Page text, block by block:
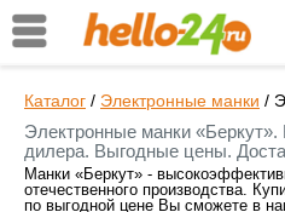
Каталог / Электронные манки /
Электронные манки «Беркут».
дилера. Выгодные цены.
Манки «Беркут» -
отечественного производства.
по выгодной цене Вы сможете в